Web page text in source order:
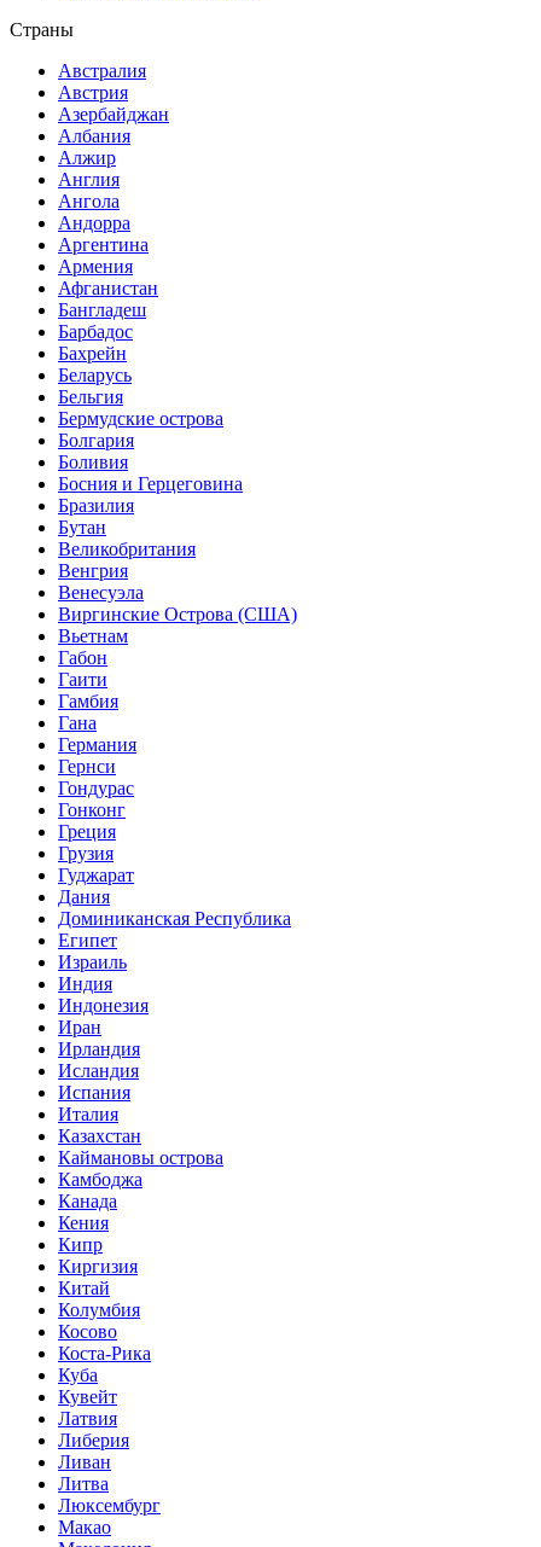
Страны
Австралия
Австрия
Азербайджан
Албания
Алжир
Англия
Ангола
Андорра
Аргентина
Армения
Афганистан
Бангладеш
Барбадос
Бахрейн
Беларусь
Бельгия
Бермудские острова
Болгария
Боливия
Босния и Герцеговина
Бразилия
Бутан
Великобритания
Венгрия
Венесуэла
Виргинские Острова (США)
Вьетнам
Габон
Гаити
Гамбия
Гана
Германия
Гернси
Гондурас
Гонконг
Греция
Грузия
Гуджарат
Дания
Доминиканская Республика
Египет
Израиль
Индия
Индонезия
Иран
Ирландия
Исландия
Испания
Италия
Казахстан
Каймановы острова
Камбоджа
Канада
Кения
Кипр
Киргизия
Китай
Колумбия
Косово
Коста-Рика
Куба
Кувейт
Латвия
Либерия
Ливан
Литва
Люксембург
Макао